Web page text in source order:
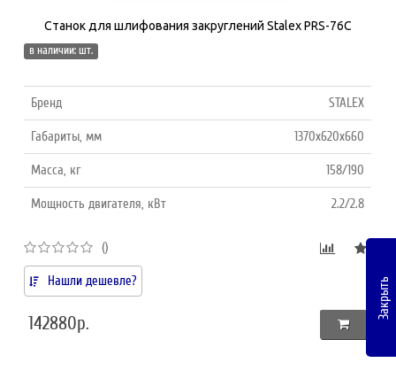
Станок для шлифования закруглений Stalex PRS-76C
в наличии: шт.
Бренд STALEX
Габариты, мм 1370х620х660
Масса, кг 158/190
Мощность двигателя, кВт 2.2/2.8
()
Нашли дешевле?
142880р.
Закрыть